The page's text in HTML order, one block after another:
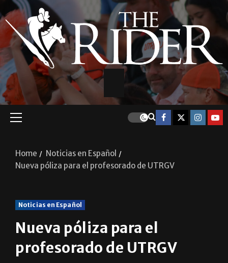
Noticias en Español
Nueva póliza para el